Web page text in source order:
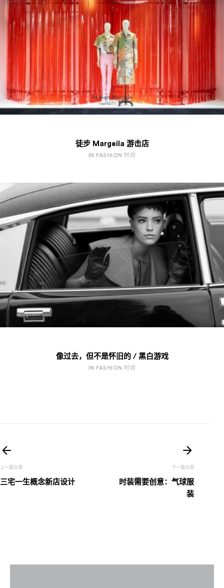
徒步 Margeila 游击店
IN FASHION 时尚
像过去，但不是怀旧的 / 黑白游戏
IN FASHION 时尚
三宅一生概念新店设计
时装需要创意：气球服
装